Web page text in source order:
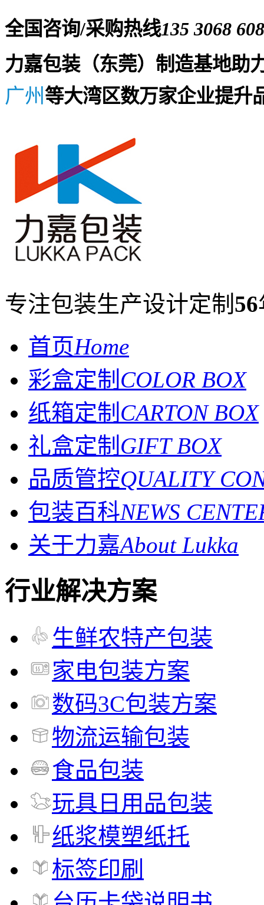
全国咨询/采购热线135 3068
力嘉包装（东莞）制造基地助
广州等大湾区数万家企业提升
专注包装生产设计定制 56
首页Home
彩盒定制 COLOR BOX
纸箱定制 CARTON BOX
礼盒定制 GIFT BOX
品质管控QUALITY
包装百科NEWS
关于力嘉About Lukka
行业解决方案
生鲜农特产包装
家电包装方案
数码3C包装方案
物流运输包装
食品包装
玩具日用品包装
纸浆模塑纸托
标签印刷